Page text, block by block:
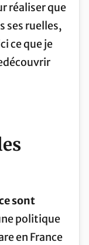
réaliser que
ses ruelles,
ce que je
sont
politique
en France